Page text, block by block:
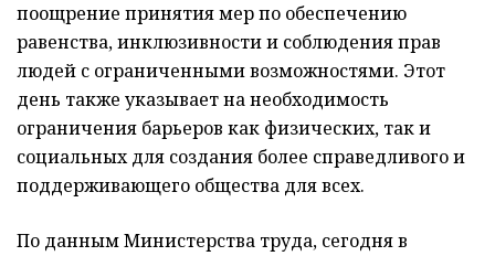
поощрение принятия мер по обеспечению
равенства, инклюзивности и соблюдения прав
людей с ограниченными возможностями. Этот
день также указывает на необходимость
ограничения барьеров как физических, так и
социальных для создания более справедливого и
поддерживающего общества для всех.
По данным Министерства труда, сегодня в